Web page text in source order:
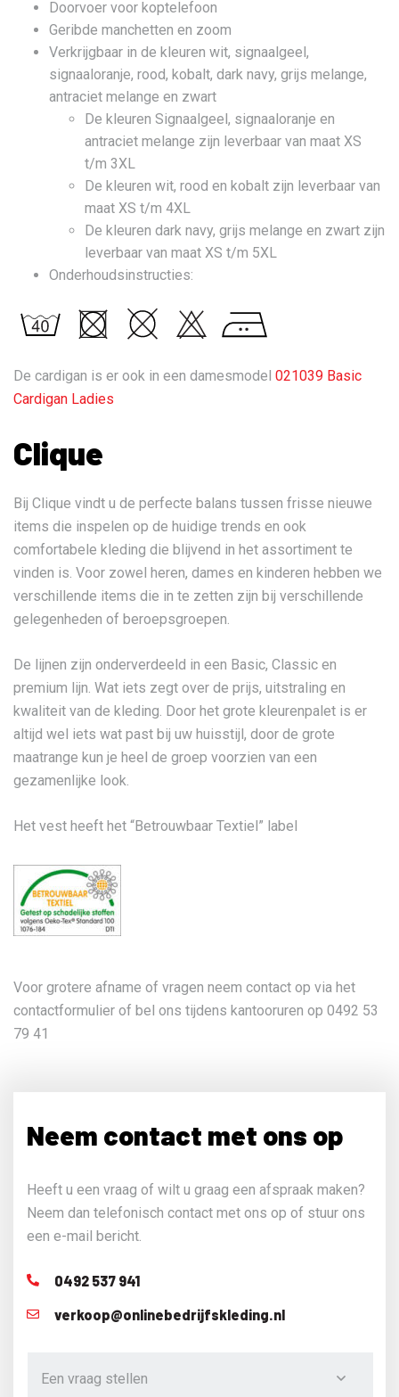
Doorvoer voor koptelefoon
Geribde manchetten en zoom
Verkrijgbaar in de kleuren wit, signaalgeel,
signaaloranje, rood, kobalt, dark navy, grijs melange,
antraciet melange en zwart
De kleuren Signaalgeel, signaaloranje en
antraciet melange zijn leverbaar van maat XS
t/m 3XL
De kleuren wit, rood en kobalt zijn leverbaar van
maat XS t/m 4XL
De kleuren dark navy, grijs melange en zwart zijn
leverbaar van maat XS t/m 5XL
Onderhoudsinstructies:
De cardigan is er ook in een damesmodel 021039 Basic
Cardigan Ladies
Clique
Bij Clique vindt u de perfecte balans tussen frisse nieuwe
items die inspelen op de huidige trends en ook
comfortabele kleding die blijvend in het assortiment te
vinden is. Voor zowel heren, dames en kinderen hebben we
verschillende items die in te zetten zijn bij verschillende
gelegenheden of beroepsgroepen.
De lijnen zijn onderverdeeld in een Basic, Classic en
premium lijn. Wat iets zegt over de prijs, uitstraling en
kwaliteit van de kleding. Door het grote kleurenpalet is er
altijd wel iets wat past bij uw huisstijl, door de grote
maatrange kun je heel de groep voorzien van een
gezamenlijke look.
Het vest heeft het “Betrouwbaar Textiel” label
Voor grotere afname of vragen neem contact op via het
contactformulier of bel ons tijdens kantooruren op 0492 53
79 41
Neem contact met ons op
Heeft u een vraag of wilt u graag een afspraak maken?
Neem dan telefonisch contact met ons op of stuur ons
een e-mail bericht.
0492 537 941
verkoop@onlinebedrijfskleding.nl